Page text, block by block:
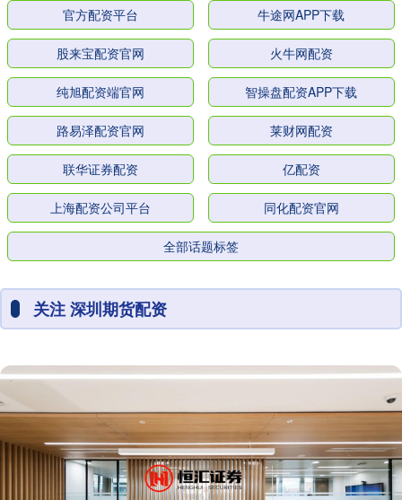
官方配资平台 牛途网APP下载
股来宝配资官网 火牛网配资
纯旭配资端官网 智操盘配资APP下载
路易泽配资官网 莱财网配资
联华证券配资 亿配资
上海配资公司平台 同化配资官网
全部话题标签
关注 深圳期货配资